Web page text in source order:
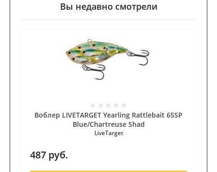
Вы недавно смотрели
Воблер LIVETARGET Yearling Rattlebait 65SP
Blue/Chartreuse Shad
LiveTarget
487 руб.